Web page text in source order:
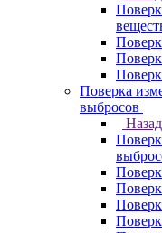
Поверка
выбросов
Назад